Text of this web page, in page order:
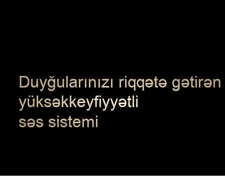
Duyğularınızı riqqətə gətirən
yüksəkkeyfiyyətli
səs sistemi
Duyğularınızı riqqətə gətirən
yüksəkkeyfiyyətli
səs sistemi